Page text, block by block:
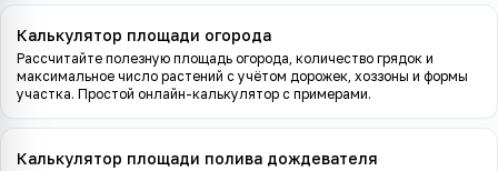
Калькулятор площади огорода
Рассчитайте полезную площадь огорода, количество грядок и
максимальное число растений с учётом дорожек, хоззоны и формы
участка. Простой онлайн-калькулятор с примерами.
Калькулятор площади полива дождевателя